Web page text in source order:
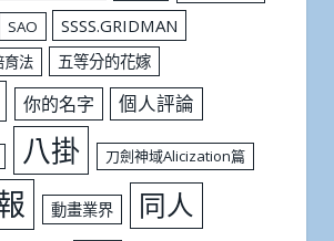
SAO SSSS.GRIDMAN
育法 五等分的花嫁
你的名字 個人評論
八掛 刀劍神域Alicization篇
動畫業界 同人